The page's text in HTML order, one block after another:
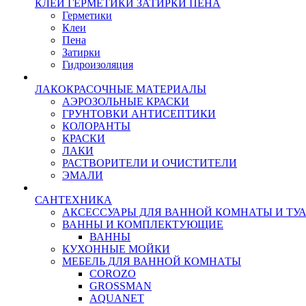
КЛЕИ ГЕРМЕТИКИ ЗАТИРКИ ПЕНА
Герметики
Клеи
Пена
Затирки
Гидроизоляция
ЛАКОКРАСОЧНЫЕ МАТЕРИАЛЫ
АЭРОЗОЛЬНЫЕ КРАСКИ
ГРУНТОВКИ АНТИСЕПТИКИ
КОЛОРАНТЫ
КРАСКИ
ЛАКИ
РАСТВОРИТЕЛИ И ОЧИСТИТЕЛИ
ЭМАЛИ
САНТЕХНИКА
АКСЕССУАРЫ ДЛЯ ВАННОЙ КОМНАТЫ И
ВАННЫ И КОМПЛЕКТУЮЩИЕ
ВАННЫ
КУХОННЫЕ МОЙКИ
МЕБЕЛЬ ДЛЯ ВАННОЙ КОМНАТЫ
COROZO
GROSSMAN
AQUANET